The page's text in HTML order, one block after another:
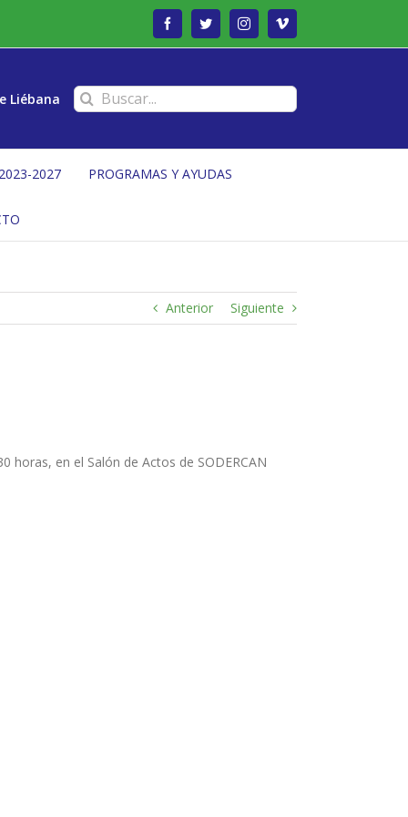
FacebookTwitterInstagramVimeo
Liébana Buscar:
2027 PROGRAMAS Y AYUDAS
Anterior Siguiente
horas, en el Salón de Actos de SODERCAN